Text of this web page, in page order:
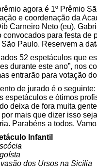
agora é 1º Prêmio
e coordenação da
Carneiro Neto (eu),
convocados para festa de
Paulo. Reservem a
52 espetáculos que
durante este ano”, nos
entrarão para votação
de jurado é o
espetáculos e ótimos
deixa de fora muita
mais que dizer isso
Parabéns a todos.
Infantil
dos Ursos na Sicília